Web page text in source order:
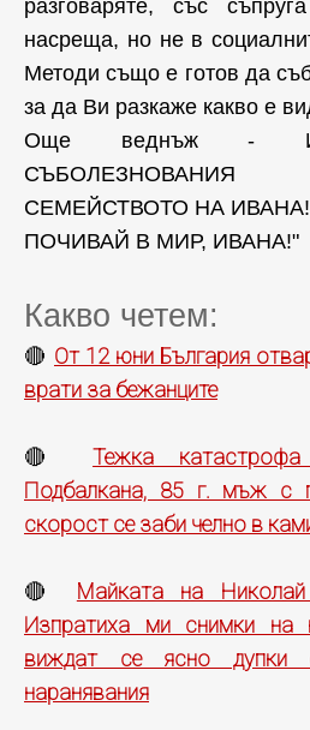
разговаряте, със
насреща, но не в
Методи също е готов да
за да Ви разкаже какво е
Още веднъж -
СЕМЕЙСТВОТО НА ИВАНА!
ПОЧИВАЙ В МИР, ИВАНА!"
Какво четем:
🔴 От 12 юни България
врати за бежанците
🔴 Тежка
Подбалкана, 85 г. мъж с
скорост се заби челно в
🔴 Майката на Николай
Изпратиха ми снимки на
виждат се ясно дупки
наранявания